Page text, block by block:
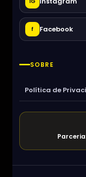
f Facebook
SOBRE
Política de